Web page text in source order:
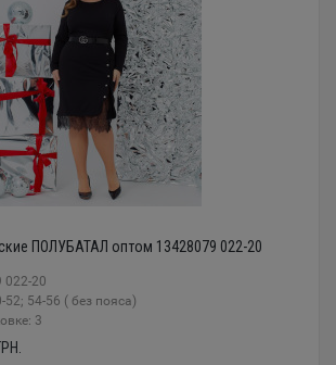
ПОЛУБАТАЛ оптом 13428079 022-20
022-20
54-56 ( без пояса)
3